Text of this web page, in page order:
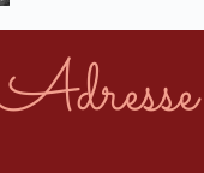
Adresse